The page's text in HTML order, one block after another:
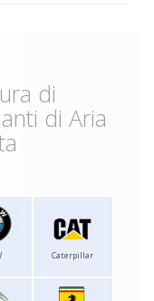
di
di Aria
Caterpillar